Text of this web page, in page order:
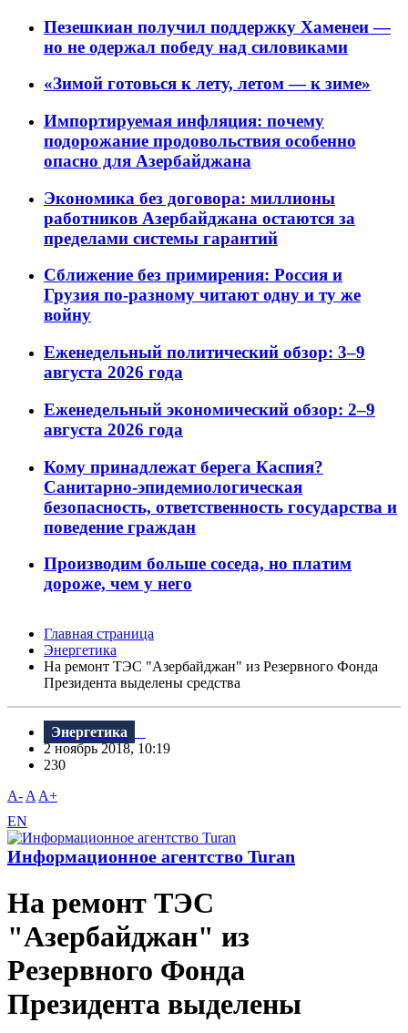
Пезешкиан получил поддержку Хаменеи —
но не одержал победу над силовиками
«Зимой готовься к лету, летом — к зиме»
Импортируемая инфляция: почему
подорожание продовольствия особенно
опасно для Азербайджана
Экономика без договора: миллионы
работников Азербайджана остаются за
пределами системы гарантий
Сближение без примирения: Россия и
Грузия по-разному читают одну и ту же
войну
Еженедельный политический обзор: 3–9
августа 2026 года
Еженедельный экономический обзор: 2–9
августа 2026 года
Кому принадлежат берега Каспия?
Санитарно-эпидемиологическая
безопасность, ответственность государства и
поведение граждан
Производим больше соседа, но платим
дороже, чем у него
Главная страница
Энергетика
На ремонт ТЭС "Азербайджан" из Резервного Фонда
Президента выделены средства
Энергетика
2 ноябрь 2018, 10:19
230
A- A A+
EN
Информационное агентство Turan
На ремонт ТЭС
"Азербайджан" из
Резервного Фонда
Президента выделены